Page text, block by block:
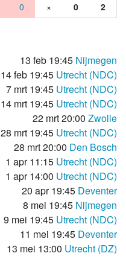
0 × 0 2
13 feb 19:45 Nijmegen
14 feb 19:45 Utrecht (NDC)
7 mrt 19:45 Utrecht (NDC)
14 mrt 19:45 Utrecht (NDC)
22 mrt 20:00 Zwolle
28 mrt 19:45 Utrecht (NDC)
28 mrt 20:00 Den Bosch
1 apr 11:15 Utrecht (NDC)
1 apr 14:00 Utrecht (NDC)
20 apr 19:45 Deventer
8 mei 19:45 Nijmegen
9 mei 19:45 Utrecht (NDC)
11 mei 19:45 Deventer
13 mei 13:00 Utrecht (DZ)